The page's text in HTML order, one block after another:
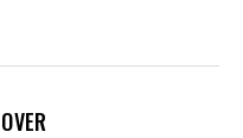
OVER